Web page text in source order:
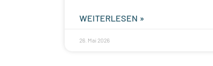
WEITERLESEN »
26. Mai 2026